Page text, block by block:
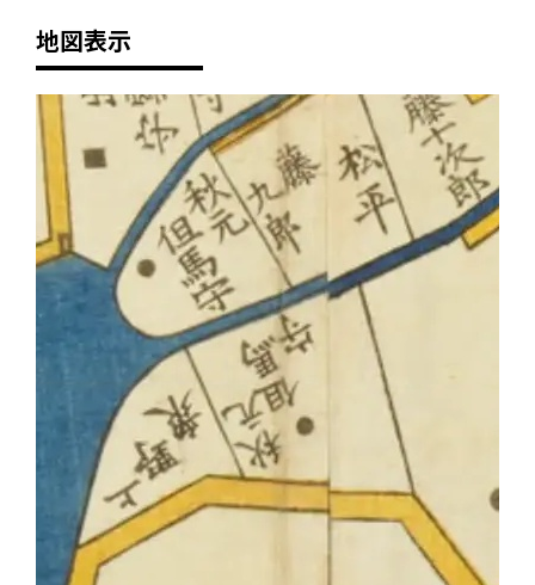
地図表示
+
-